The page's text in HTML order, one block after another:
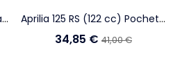
50 SX Pochette de joints haut moteur Aprilia 125 RS (122 cc) Pochette complète joints
34,85 € 41,00 €